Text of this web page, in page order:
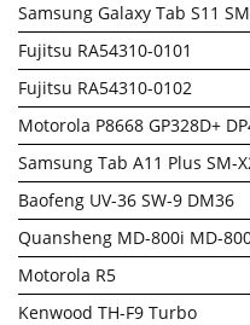
Samsung Galaxy Tab S11
Fujitsu RA54310-0101
Fujitsu RA54310-0102
Motorola P8668 GP328D+
Samsung Tab A11 Plus SM-
Baofeng UV-36 SW-9 DM36
Quansheng MD-800i MD-
Motorola R5
Kenwood TH-F9 Turbo